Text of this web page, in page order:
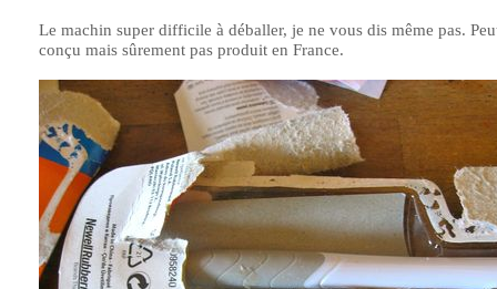
Le machin super difficile à déballer, je ne vous dis même pas.
conçu mais sûrement pas produit en France.